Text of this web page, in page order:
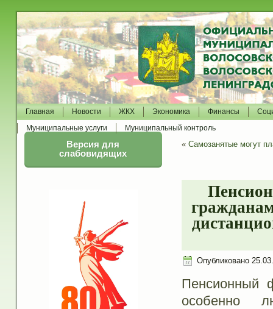
Главная Новости ЖКХ Экономика Финансы
Муниципальные услуги
Муниципальный контроль
Версия для
слабовидящих
« Самозанятые могут
Опубликовано
Пенсионный
особенно